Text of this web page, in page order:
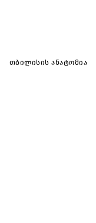
თბილისის ანატომია